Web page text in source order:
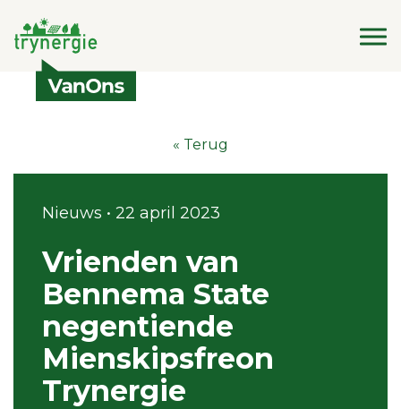
« Terug
Nieuws • 22 april 2023
Vrienden van
Bennema State
negentiende
Mienskipsfreon
Trynergie